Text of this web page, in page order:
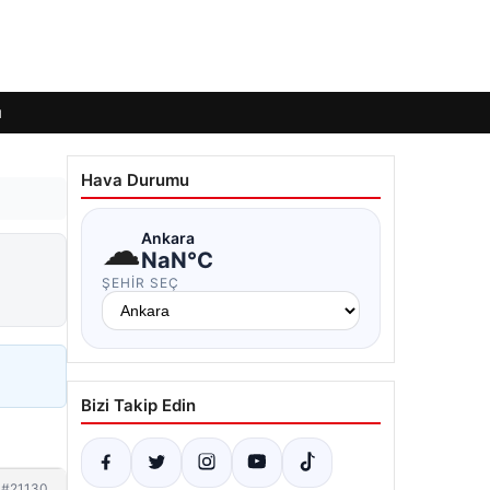
Hava Durumu
☁Ankara
NaN°C
ŞEHIR SEÇ
Bizi Takip Edin